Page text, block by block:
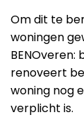
Om dit te
woningen
BENOveren:
renoveert
woning nog
verplicht is.